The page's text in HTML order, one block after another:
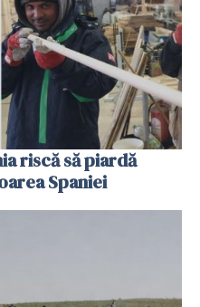
riscă să piardă
Spaniei